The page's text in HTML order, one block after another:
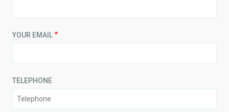
YOUR EMAIL
TELEPHONE